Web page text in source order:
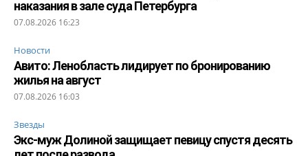
наказания в зале суда Петербурга
07.08.2026 16:23
Новости
Авито: Ленобласть лидирует по бронированию
жилья на август
07.08.2026 16:03
Звезды
Экс-муж Долиной защищает певицу спустя десять